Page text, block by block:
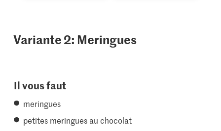
Variante 2: Meringues
Il vous faut
meringues
petites meringues au chocolat